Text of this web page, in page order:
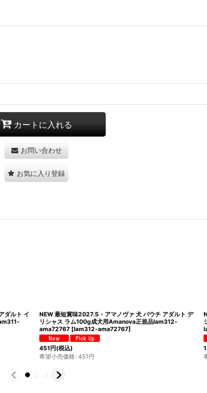
カートに入れる
お問い合わせ
お気に入り登録
ダルト イ
NEW 最短賞味2027.5・アマノヴァ 犬 パウチ アダルト デ
リシャス ラム100g成犬用Amanova正規品lam312-
ama72767 [lam312-ama72767]
451円(税込)
希望小売価格: 451 円